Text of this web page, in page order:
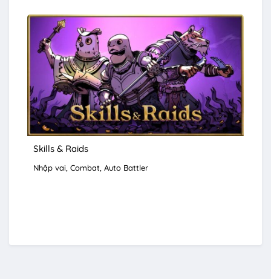
Skills & Raids
Nhập vai Combat Auto Battler